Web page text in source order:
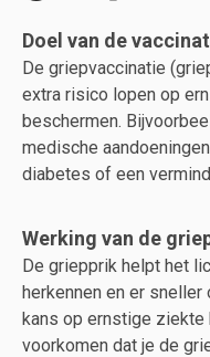
Doel van de
De griepvaccinatie
extra risico lopen op
beschermen.
medische
diabetes of een
Werking van de
De griepprik helpt het
herkennen en er
kans op ernstige ziekte
voorkomen dat je de